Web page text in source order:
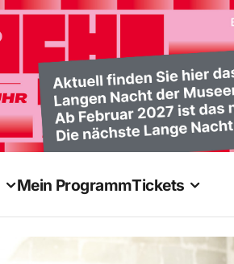
Mein ProgrammTickets